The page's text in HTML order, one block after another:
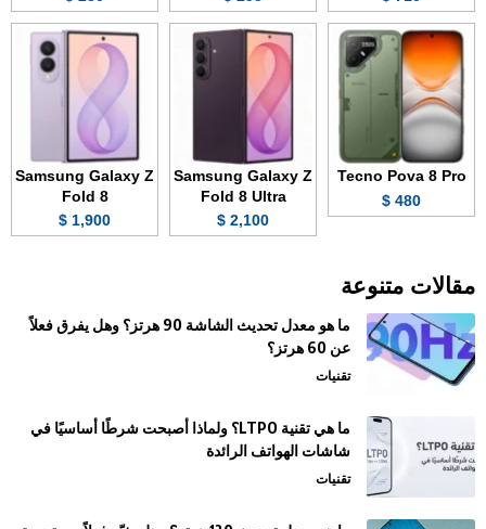
Tecno Pova 8 Pro
480 $
Samsung Galaxy Z
Fold 8 Ultra
2,100 $
Samsung Galaxy Z
Fold 8
1,900 $
مقالات متنوعة
ما هو معدل تحديث الشاشة 90 هرتز؟ وهل يفرق فعلاً
عن 60 هرتز؟
تقنيات
ما هي تقنية LTPO؟ ولماذا أصبحت شرطًا أساسيًا في
شاشات الهواتف الرائدة
تقنيات